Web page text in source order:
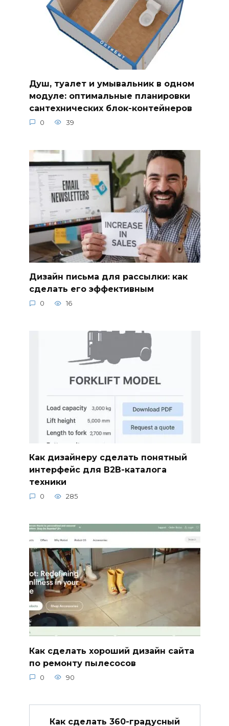
Душ, туалет и умывальник в одном
модуле: оптимальные планировки
сантехнических блок-контейнеров
0 39
Дизайн письма для рассылки: как
сделать его эффективным
0 16
Как дизайнеру сделать понятный
интерфейс для B2B​-каталога
техники
0 285
Как сделать хороший дизайн сайта
по ремонту пылесосов
0 90
Как сделать 360-градусный